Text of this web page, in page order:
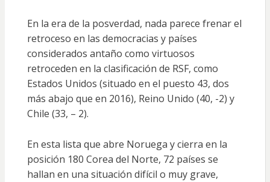
En la era de la posverdad, nada parece frenar el
retroceso en las democracias y países
considerados antaño como virtuosos
retroceden en la clasificación de RSF, como
Estados Unidos (situado en el puesto 43, dos
más abajo que en 2016), Reino Unido (40, -2) y
Chile (33, – 2).
En esta lista que abre Noruega y cierra en la
posición 180 Corea del Norte, 72 países se
hallan en una situación difícil o muy grave,